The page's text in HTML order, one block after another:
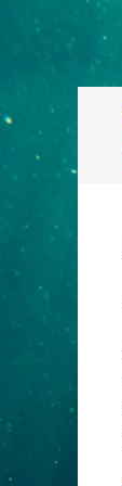
al
contenido